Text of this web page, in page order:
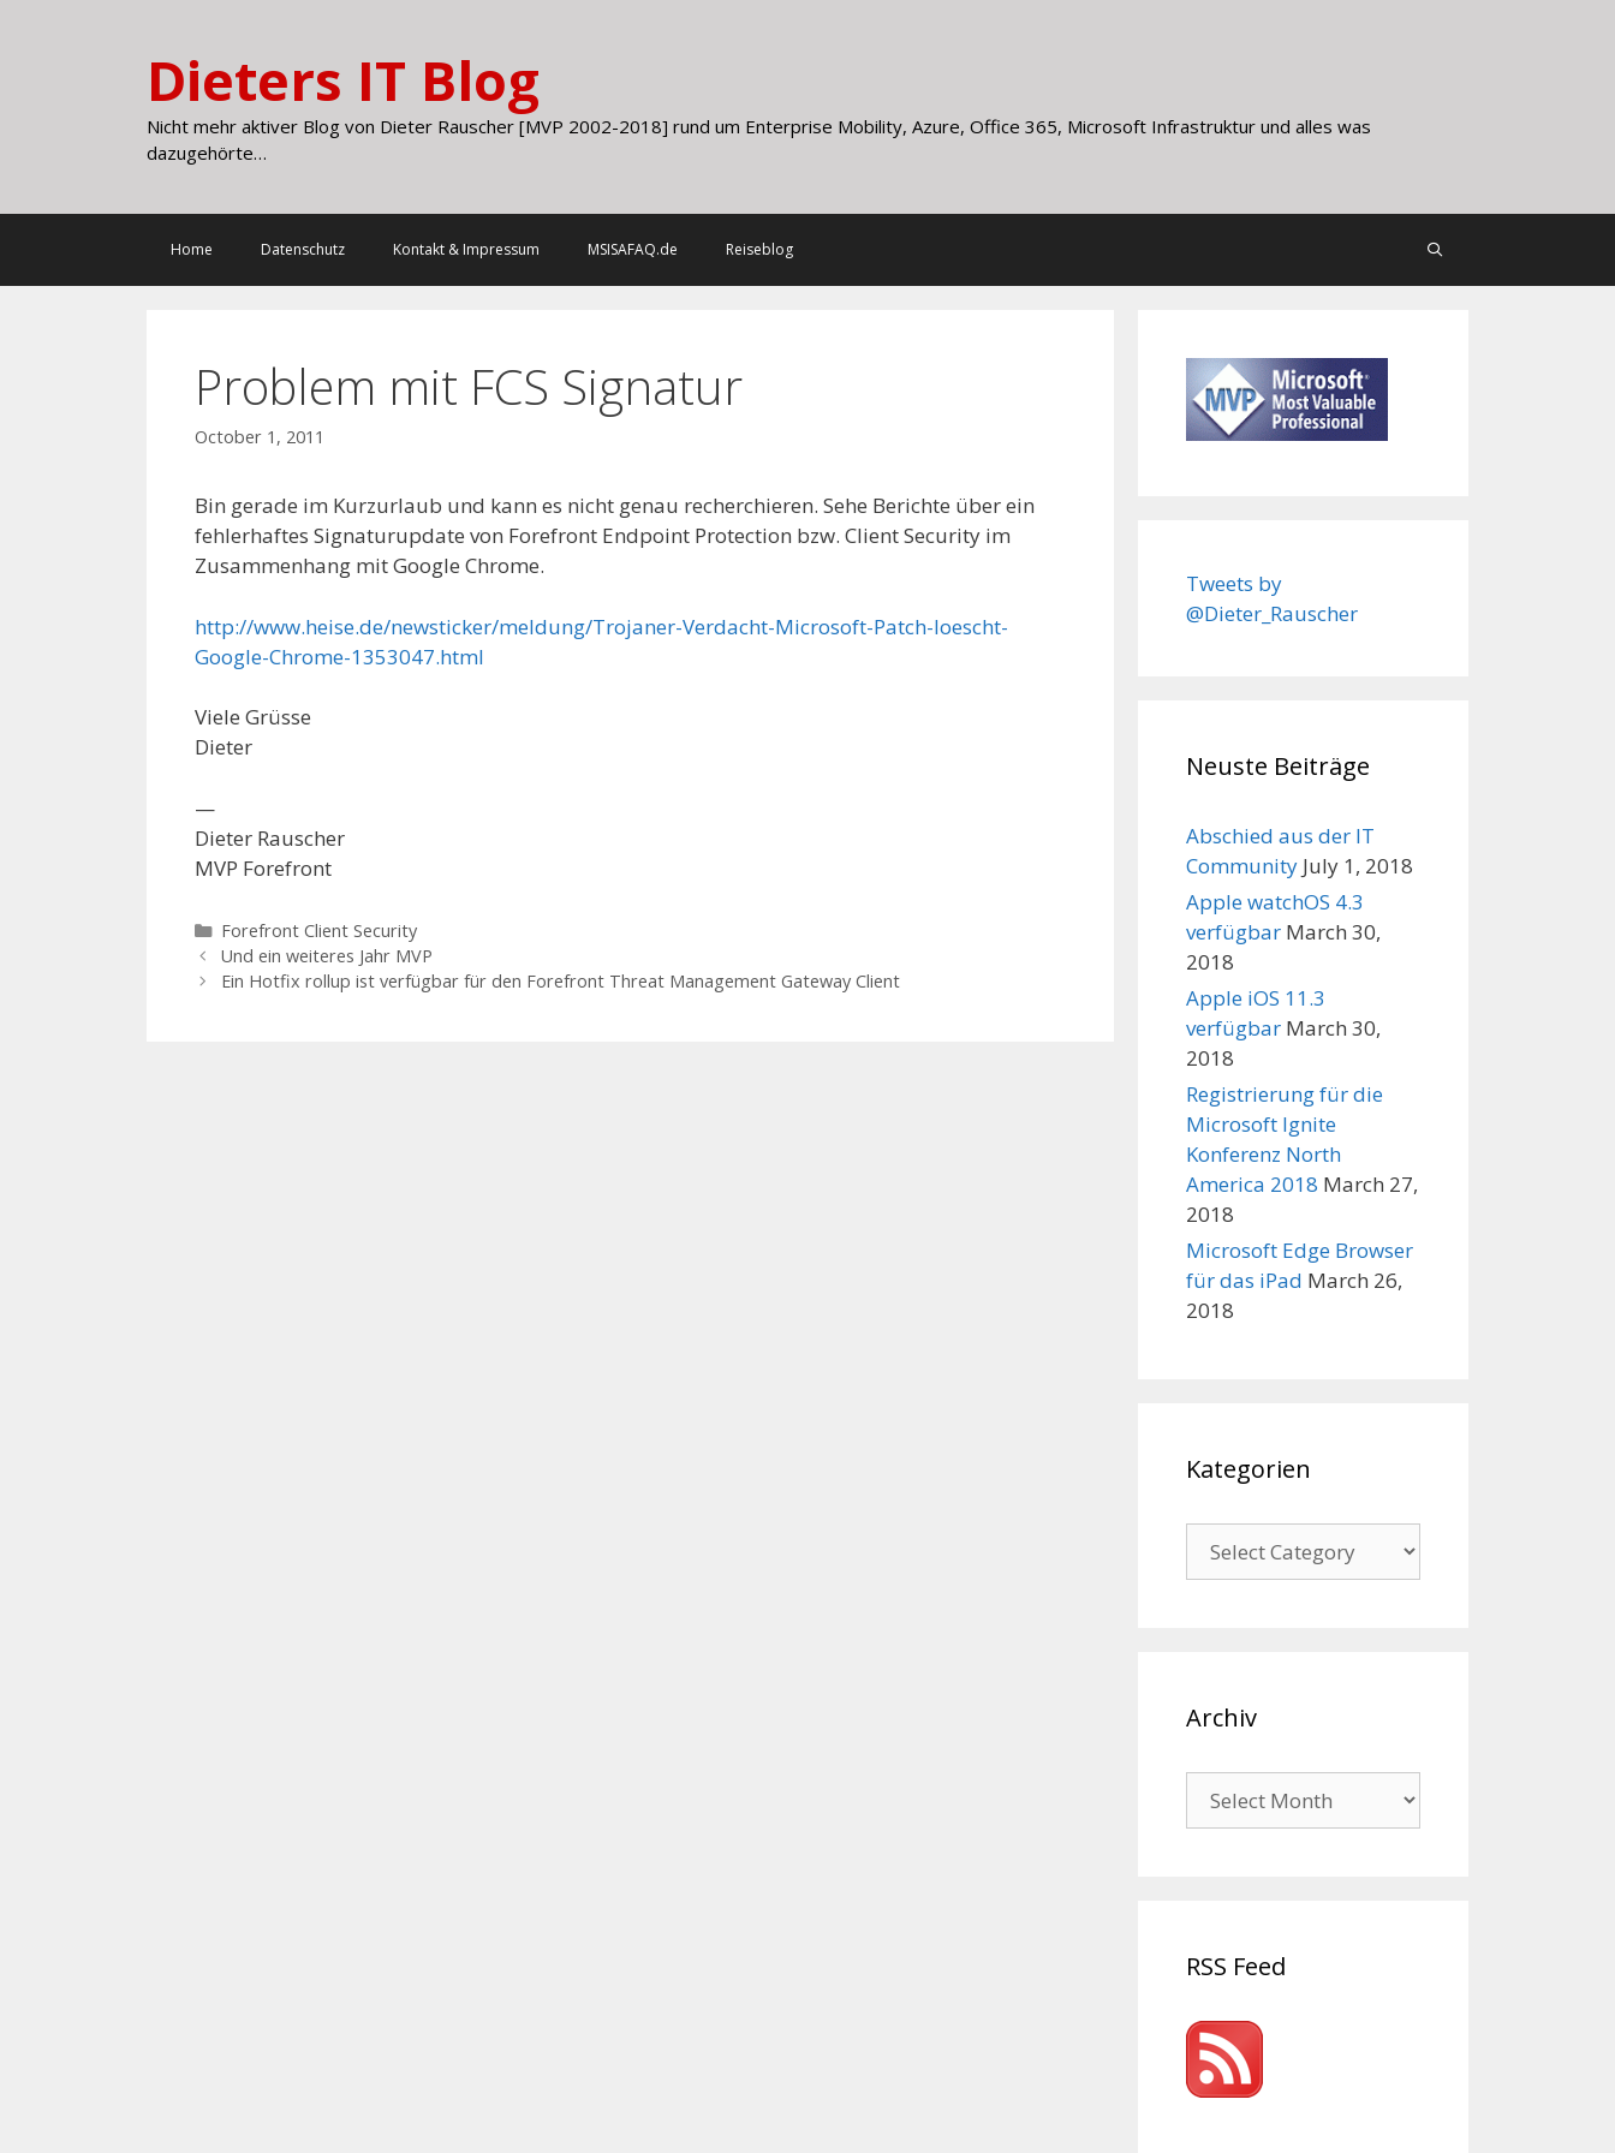
Dieters IT Blog
Nicht mehr aktiver Blog von Dieter Rauscher [MVP 2002-2018] rund um Enterprise Mobility, Azure, Office 365, Microsoft Infrastruktur und alles was
dazugehörte…
Home Datenschutz Kontakt & Impressum MSISAFAQ.de Reiseblog
Problem mit FCS Signatur
October 1, 2011
Bin gerade im Kurzurlaub und kann es nicht genau recherchieren. Sehe Berichte über ein
fehlerhaftes Signaturupdate von Forefront Endpoint Protection bzw. Client Security im
Zusammenhang mit Google Chrome.
http://www.heise.de/newsticker/meldung/Trojaner-Verdacht-Microsoft-Patch-loescht-
Google-Chrome-1353047.html
Viele Grüsse
Dieter
—
Dieter Rauscher
MVP Forefront
Categories
Forefront Client Security
Und ein weiteres Jahr MVP
Ein Hotfix rollup ist verfügbar für den Forefront Threat Management Gateway Client
Tweets by
@Dieter_Rauscher
Neuste Beiträge
Abschied aus der IT
Community July 1, 2018
Apple watchOS 4.3
verfügbar March 30,
2018
Apple iOS 11.3
verfügbar March 30,
2018
Registrierung für die
Microsoft Ignite
Konferenz North
America 2018 March 27,
2018
Microsoft Edge Browser
für das iPad March 26,
2018
Kategorien
Archiv
RSS Feed